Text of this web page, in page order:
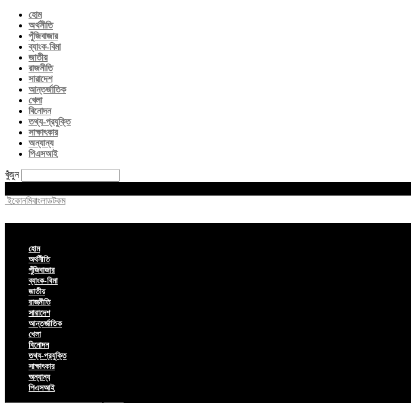
হোম
অর্থনীতি
পুঁজিবাজার
ব্যাংক-বিমা
জাতীয়
রাজনীতি
সারাদেশ
আন্তর্জাতিক
খেলা
বিনোদন
তথ্য-প্রযুক্তি
সাক্ষাৎকার
অন্যান্য
পিএসআই
খুঁজুন
ইকোনমিবাংলাডটকম
হোম
অর্থনীতি
পুঁজিবাজার
ব্যাংক-বিমা
জাতীয়
রাজনীতি
সারাদেশ
আন্তর্জাতিক
খেলা
বিনোদন
তথ্য-প্রযুক্তি
সাক্ষাৎকার
অন্যান্য
পিএসআই